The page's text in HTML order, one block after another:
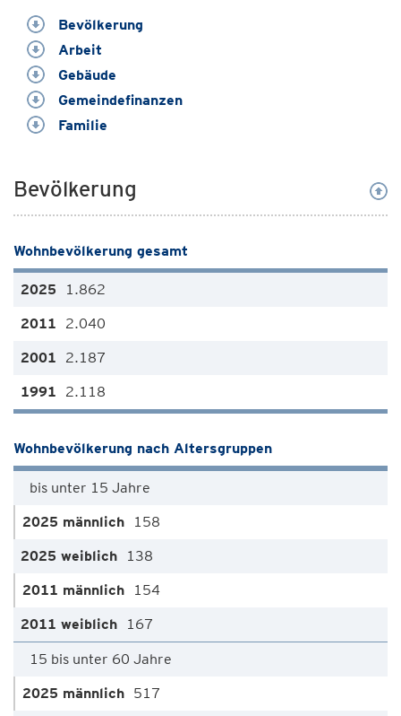
Bevölkerung
Arbeit
Gebäude
Gemeindefinanzen
Familie
Bevölkerung
Wohnbevölkerung gesamt
1.862
2.040
2.187
2.118
Wohnbevölkerung nach Altersgruppen
bis unter 15 Jahre
158
138
154
167
15 bis unter 60 Jahre
517